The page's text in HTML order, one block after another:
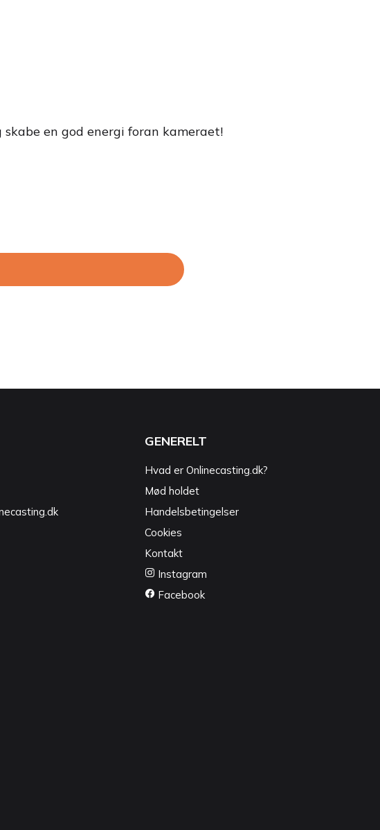
en god energi foran kameraet!
GENERELT
Hvad er Onlinecasting.dk?
Mød holdet
Handelsbetingelser
Cookies
Kontakt
Instagram
Facebook